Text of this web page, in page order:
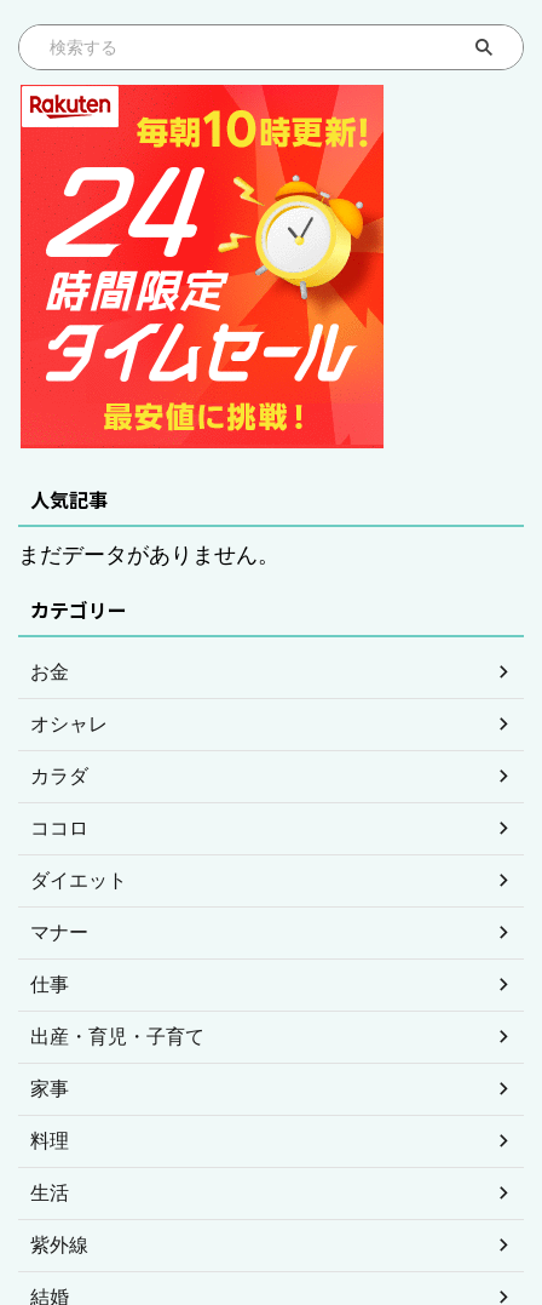
人気記事
まだデータがありません。
カテゴリー
お金
オシャレ
カラダ
ココロ
ダイエット
マナー
仕事
出産・育児・子育て
家事
料理
生活
紫外線
結婚